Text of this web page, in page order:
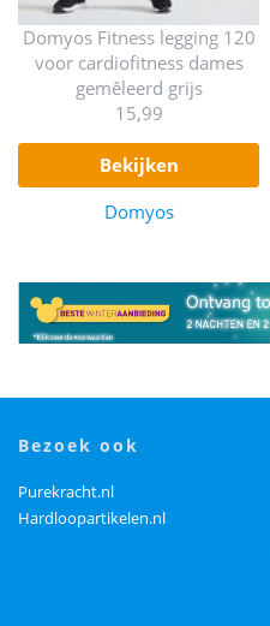
Domyos Fitness legging 120
voor cardiofitness dames
gemêleerd grijs
15,99
bekijken
Domyos
bezoek ook
Purekracht.nl
Hardloopartikelen.nl